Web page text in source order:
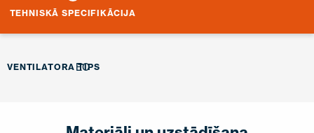
TEHNISKĀ SPECIFIKĀCIJA
VENTILATORA TIPS
EC